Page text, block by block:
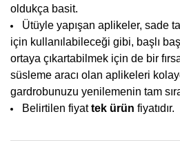
oldukça basit.
Ütüyle yapışan aplikeler, sade
için kullanılabileceği gibi, başlı
ortaya çıkartabilmek için de bir
süsleme aracı olan aplikeleri
gardrobunuzu yenilemenin tam
Belirtilen fiyattek ürün fiyatıdır.